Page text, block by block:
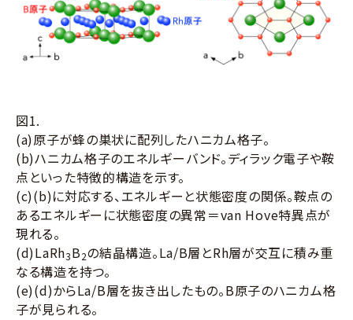
図1.
(a)原子が蜂の巣状に配列したハニカム格子。
(b)ハニカム格子のエネルギーバンド。ディラック電子や鞍
点といった特徴的構造を示す。
(c)(b)に対応する、エネルギーと状態密度の関係。鞍点の
あるエネルギーに状態密度の異常＝van Hove特異点が
現れる。
(d)LaRh3B2の結晶構造。La/B層とRh層が交互に積み重
なる構造を持つ。
(e)(d)からLa/B層を抜き出したもの。B原子のハニカム格
子が見られる。